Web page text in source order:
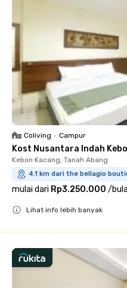
Coliving • Campur
Kost Nusantara Indah
Kebon Kacang, Tanah Abang
4.1 km dari the bellagio
mulai dari Rp3.250.000 /
Lihat info lebih banyak